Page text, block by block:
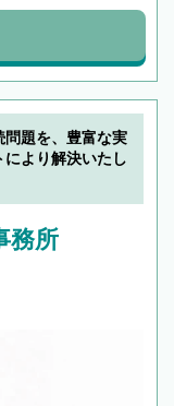
問題を、豊富な実
より解決いたし
務所